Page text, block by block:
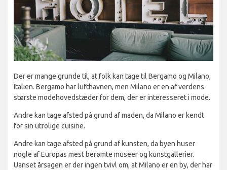
Der er mange grunde til, at folk kan tage til Bergamo og Milano,
Italien. Bergamo har lufthavnen, men Milano er en af verdens
største modehovedstæder for dem, der er interesseret i mode.
Andre kan tage afsted på grund af maden, da Milano er kendt
for sin utrolige cuisine.
Andre kan tage afsted på grund af kunsten, da byen huser
nogle af Europas mest berømte museer og kunstgallerier.
Uanset årsagen er der ingen tvivl om, at Milano er en by, der har